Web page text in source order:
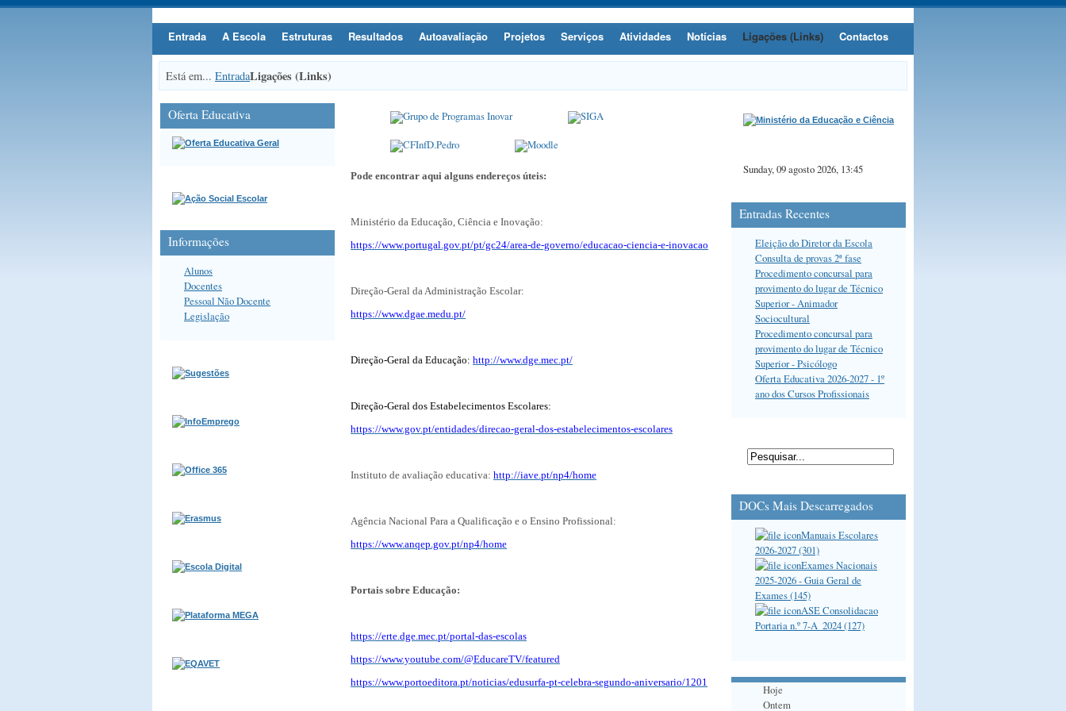
Entrada A Escola Estruturas Resultados Autoavaliação Projetos Serviços Atividades Notícias Ligações (Links) Contactos
Está em... EntradaLigações (Links)
Pode encontrar aqui alguns endereços úteis:
Ministério da Educação, Ciência e Inovação:
https://www.portugal.gov.pt/pt/gc24/area-de-governo/educacao-ciencia-e-inovacao
Direção-Geral da Administração Escolar:
https://www.dgae.medu.pt/
Direção-Geral da Educação: http://www.dge.mec.pt/
Direção-Geral dos Estabelecimentos Escolares:
https://www.gov.pt/entidades/direcao-geral-dos-estabelecimentos-escolares
Instituto de avaliação educativa: http://iave.pt/np4/home
Agência Nacional Para a Qualificação e o Ensino Profissional:
https://www.anqep.gov.pt/np4/home
Portais sobre Educação:
https://erte.dge.mec.pt/portal-das-escolas
https://www.youtube.com/@EducareTV/featured
https://www.portoeditora.pt/noticias/edusurfa-pt-celebra-segundo-aniversario/1201
Oferta Educativa
Informações
Alunos
Docentes
Pessoal Não Docente
Legislação
Sunday, 09 agosto 2026, 13:45
Entradas Recentes
Eleição do Diretor da Escola
Consulta de provas 2ª fase
Procedimento concursal para
provimento do lugar de Técnico
Superior - Animador
Sociocultural
Procedimento concursal para
provimento do lugar de Técnico
Superior - Psicólogo
Oferta Educativa 2026-2027 - 1º
ano dos Cursos Profissionais
DOCs Mais Descarregados
Manuais Escolares
2026-2027 (301)
Exames Nacionais
2025-2026 - Guia Geral de
Exames (145)
ASE Consolidacao
Portaria n.º 7-A_2024 (127)
Hoje
Ontem